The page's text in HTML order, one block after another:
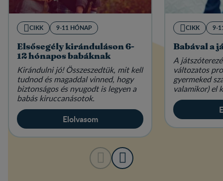
CIKK 9-11 HÓNAP
Elsősegély kiránduláson 6-
12 hónapos babáknak
Kirándulni jó! Összeszedtük, mit kell
tudnod és magaddal vinned, hogy
biztonságos és nyugodt is legyen a
babás kiruccanásotok.
Elolvasom
CIKK 9-
Babával a
A
változatos
gyermeked
valamikor) el